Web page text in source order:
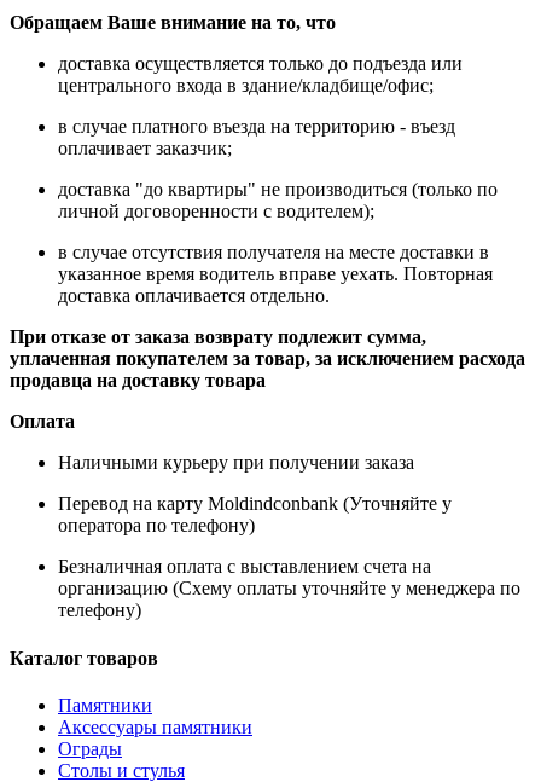
Обращаем Ваше внимание на то, что
доставка осуществляется только до подъезда или
центрального входа в здание/кладбище/офис;
в случае платного въезда на территорию - въезд
оплачивает заказчик;
доставка "до квартиры" не производиться (только по
личной договоренности с водителем);
в случае отсутствия получателя на месте доставки в
указанное время водитель вправе уехать. Повторная
доставка оплачивается отдельно.
При отказе от заказа возврату подлежит сумма,
уплаченная покупателем за товар, за исключением расхода
продавца на доставку товара
Оплата
Наличными курьеру при получении заказа
Перевод на карту Moldindconbank (Уточняйте у
оператора по телефону)
Безналичная оплата с выставлением счета на
организацию (Схему оплаты уточняйте у менеджера по
телефону)
Каталог товаров
Памятники
Аксессуары памятники
Ограды
Столы и стулья